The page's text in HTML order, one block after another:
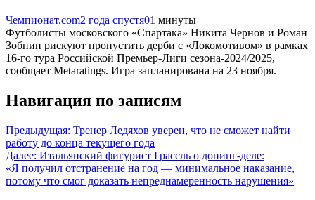
Чемпионат.com2 года спустя01 минуты
Футболисты московского «Спартака» Никита Чернов и Роман
Зобнин рискуют пропустить дерби с «Локомотивом» в рамках
16-го тура Российской Премьер-Лиги сезона-2024/2025,
сообщает Metaratings. Игра запланирована на 23 ноября.
Навигация по записям
Предыдущая: Тренер Ледяхов уверен, что не сможет найти
работу до конца текущего года
Далее: Итальянский фигурист Грассль о допинг-деле:
«Я получил отстранение на год — минимальное наказание,
потому что смог доказать непреднамеренность нарушения»